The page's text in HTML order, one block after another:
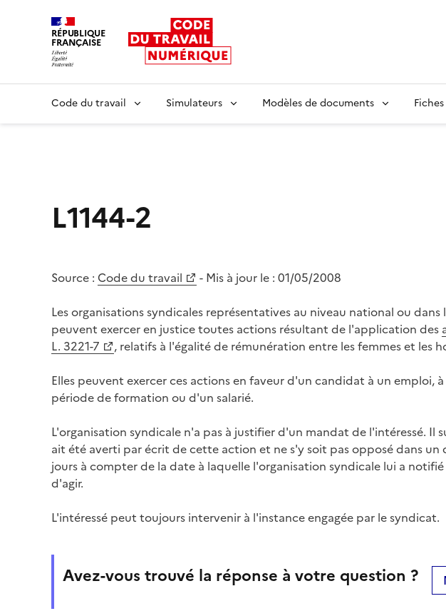
RÉPUBLIQUE
FRANÇAISE
Code du travail Simulateurs Modèles de documents
L1144-2
Source : Code du travail - Mis à jour le : 01/05/2008
Les organisations syndicales représentatives au niveau national ou
peuvent exercer en justice toutes actions résultant de l'application des
L. 3221-7
, relatifs à l'égalité de rémunération entre les femmes et les
Elles peuvent exercer ces actions en faveur d'un candidat à un emploi,
période de formation ou d'un salarié.
L'organisation syndicale n'a pas à justifier d'un mandat de l'intéressé. Il
ait été averti par écrit de cette action et ne s'y soit pas opposé dans un
jours à compter de la date à laquelle l'organisation syndicale lui a
d'agir.
L'intéressé peut toujours intervenir à l'instance engagée par le syndicat.
Avez-vous trouvé la réponse à votre question ?